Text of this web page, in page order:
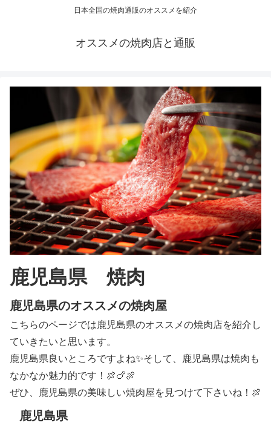
日本全国の焼肉通販のオススメを紹介
オススメの焼肉店と通販
鹿児島県 焼肉
鹿児島県のオススメの焼肉屋
こちらのページでは鹿児島県のオススメの焼肉店を紹介し
ていきたいと思います。
鹿児島県良いところですよね✨そして、鹿児島県は焼肉も
なかなか魅力的です！🍖🍗🍖
ぜひ、鹿児島県の美味しい焼肉屋を見つけて下さいね！🍖
鹿児島県